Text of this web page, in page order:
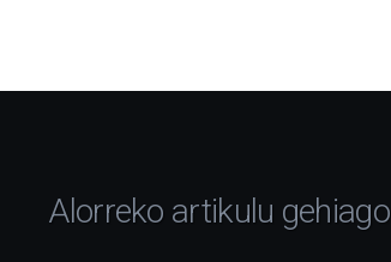
Alorreko artikulu gehiago